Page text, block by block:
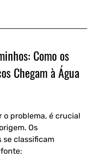
Como os
Chegam à Água
o problema, é crucial
Os
se classificam